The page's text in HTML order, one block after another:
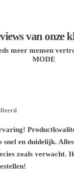
van onze
meer mensen
MODE
snel en duidelijk.
zoals verwacht.